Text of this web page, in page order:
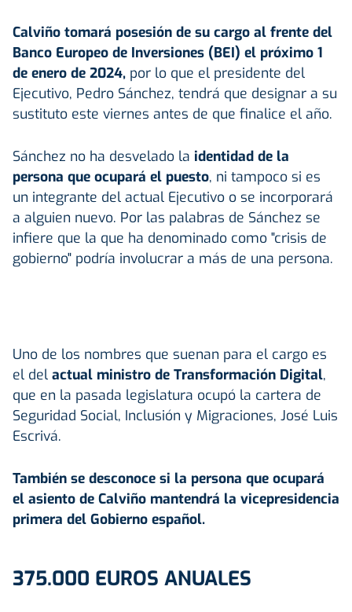
Calviño tomará posesión de su cargo al frente del
Banco Europeo de Inversiones (BEI) el próximo 1
de enero de 2024, por lo que el presidente del
Ejecutivo, Pedro Sánchez, tendrá que designar a su
sustituto este viernes antes de que finalice el año.
Sánchez no ha desvelado la identidad de la
persona que ocupará el puesto, ni tampoco si es
un integrante del actual Ejecutivo o se incorporará
a alguien nuevo. Por las palabras de Sánchez se
infiere que la que ha denominado como "crisis de
gobierno" podría involucrar a más de una persona.
Uno de los nombres que suenan para el cargo es
el del actual ministro de Transformación Digital,
que en la pasada legislatura ocupó la cartera de
Seguridad Social, Inclusión y Migraciones, José Luis
Escrivá.
También se desconoce si la persona que ocupará
el asiento de Calviño mantendrá la vicepresidencia
primera del Gobierno español.
375.000 EUROS ANUALES